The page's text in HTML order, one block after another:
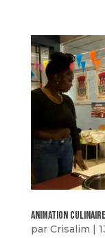
animation
par Crisalim |